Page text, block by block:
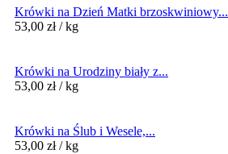
Krówki na Dzień Matki brzoskwiniowy...
53,00 zł / kg
Krówki na Urodziny biały z...
53,00 zł / kg
Krówki na Ślub i Wesele,...
53,00 zł / kg